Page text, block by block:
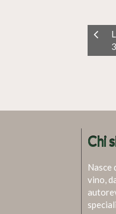
Chi
Nasce
vino,